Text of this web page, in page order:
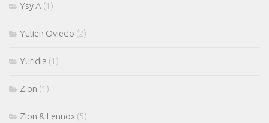
Ysy A (1)
Yulien Oviedo (2)
Yuridia (1)
Zion (1)
Zion & Lennox (5)